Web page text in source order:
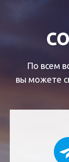
По всем
вы можете